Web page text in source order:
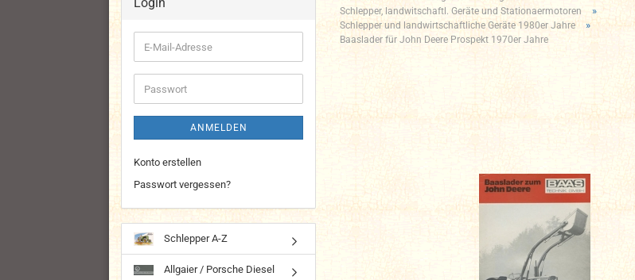
Schlepper, landwitschaftl. Geräte und Stationaermotoren »
Schlepper und landwirtschaftliche Geräte 1980er Jahre »
Baaslader für John Deere Prospekt 1970er Jahre
E-
Mail-
Adresse
Passwort
ANMELDEN
Konto erstellen
Passwort vergessen?
Schlepper A-Z
Allgaier / Porsche Diesel